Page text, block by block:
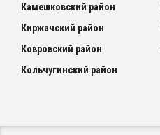
Камешковский район
Киржачский район
Ковровский район
Кольчугинский район